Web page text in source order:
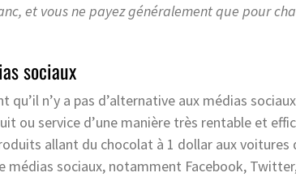
et vous ne payez généralement que pour
sociaux
qu’il n’y a pas d’alternative aux médias
ou service d’une manière très rentable et
allant du chocolat à 1 dollar aux
médias sociaux, notamment Facebook,